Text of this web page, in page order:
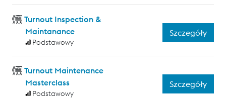
Turnout Inspection &
Maintanance
Podstawowy
Szczegóły
Turnout Maintenance
Masterclass
Podstawowy
Szczegóły